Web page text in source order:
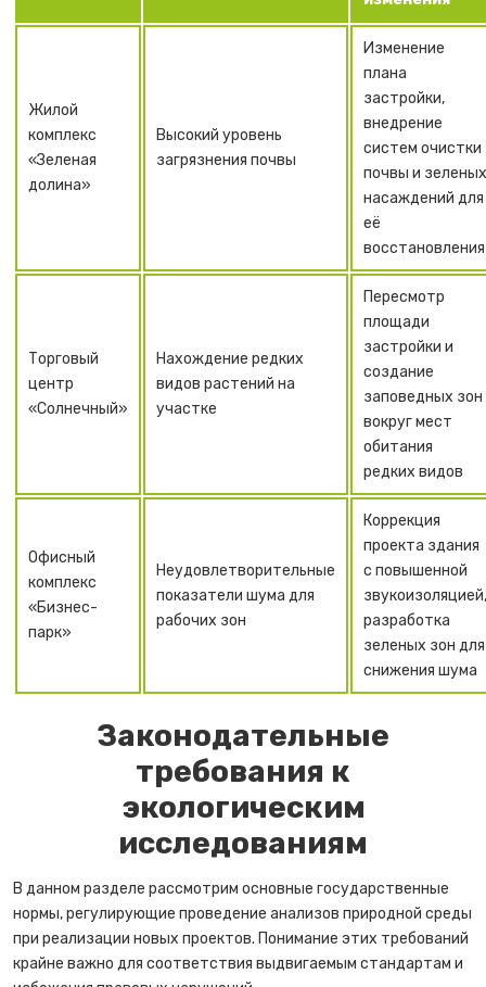
Жилой
комплекс
«Зеленая
долина»
Высокий уровень
загрязнения почвы
Изменение
плана
застройки,
внедрение
систем очистки
почвы и зеленых
насаждений для
её
восстановления
Торговый
центр
«Солнечный»
Нахождение редких
видов растений на
участке
Пересмотр
площади
застройки и
создание
заповедных зон
вокруг мест
обитания
редких видов
Офисный
комплекс
«Бизнес-
парк»
Неудовлетворительные
показатели шума для
рабочих зон
Коррекция
проекта здания
с повышенной
звукоизоляцией,
разработка
зеленых зон для
снижения шума
Законодательные
требования к
экологическим
исследованиям
В данном разделе рассмотрим основные государственные
нормы, регулирующие проведение анализов природной среды
при реализации новых проектов. Понимание этих требований
крайне важно для соответствия выдвигаемым стандартам и